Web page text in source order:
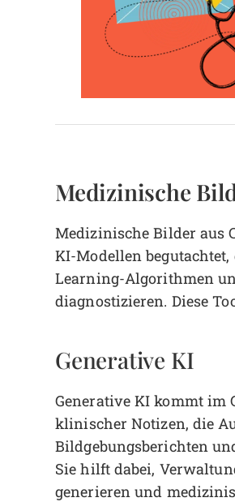
Medizinische
Medizinische Bilder aus
KI-Modellen
Learning-Algorithmen
diagnostizieren. Diese
Generative KI
Generative KI kommt im
klinischer Notizen, die
Bildgebungsberichten
Sie hilft dabei,
generieren und